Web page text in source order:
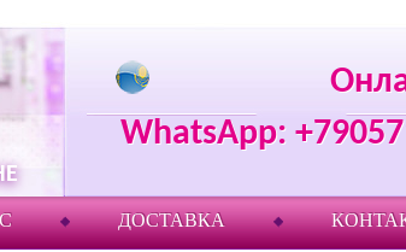
WhatsApp:
ДОСТАВКА